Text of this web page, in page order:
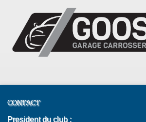
CONTACT
President du club :